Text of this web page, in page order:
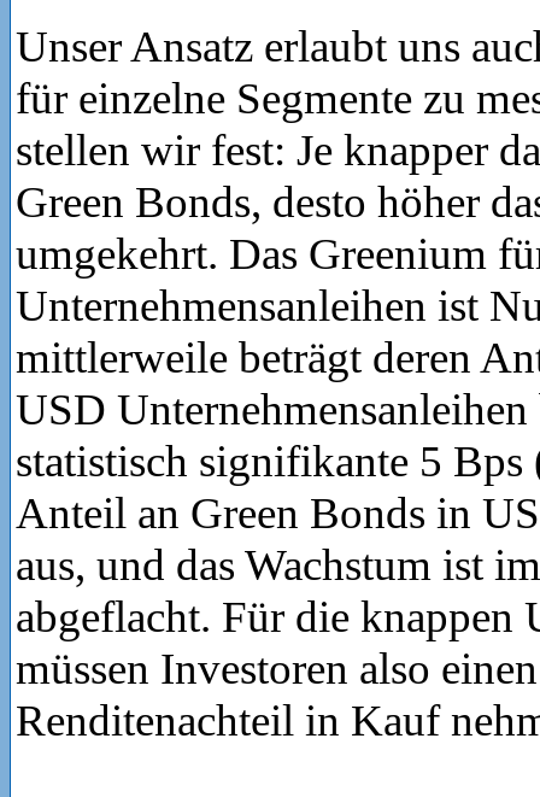
Unser Ansatz erlaubt uns
für einzelne Segmente zu
stellen wir fest: Je knapper
Green Bonds, desto höher
umgekehrt. Das Greenium
Unternehmensanleihen ist
mittlerweile beträgt deren
USD Unternehmensanleihen
statistisch signifikante 5
Anteil an Green Bonds in
aus, und das Wachstum ist
abgeflacht. Für die knappen
müssen Investoren also
Renditenachteil in Kauf